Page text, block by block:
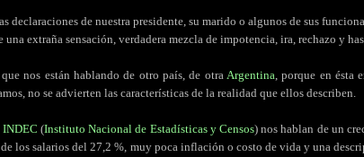
declaraciones de nuestra presidente, su marido o algunos de sus
una extraña sensación, verdadera mezcla de impotencia, ira, rechazo y
nos están hablando de otro país, de otra Argentina, porque en ésta
no se advierten las características de la realidad que ellos describen.
INDEC (Instituto Nacional de Estadísticas y Censos) nos hablan de un
los salarios del 27,2 %, muy poca inflación o costo de vida y una